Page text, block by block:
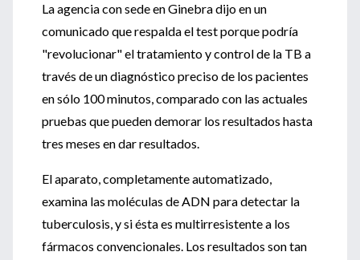
La agencia con sede en Ginebra dijo en un
comunicado que respalda el test porque podría
"revolucionar" el tratamiento y control de la TB a
través de un diagnóstico preciso de los pacientes
en sólo 100 minutos, comparado con las actuales
pruebas que pueden demorar los resultados hasta
tres meses en dar resultados.
El aparato, completamente automatizado,
examina las moléculas de ADN para detectar la
tuberculosis, y si ésta es multirresistente a los
fármacos convencionales. Los resultados son tan